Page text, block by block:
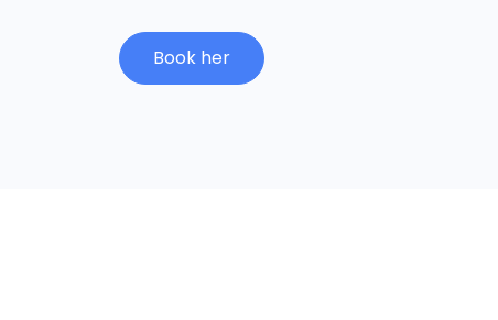
Book her